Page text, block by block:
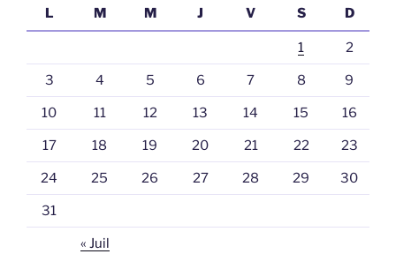
L
M M J V S D
1 2
3 4 5 6 7 8 9
10 11 12 13 14 15 16
17 18 19 20 21 22 23
24 25 26 27 28 29 30
31
« Juil